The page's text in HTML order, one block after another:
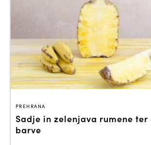
PREHRANA
Sadje in zelenjava rumene ter
barve